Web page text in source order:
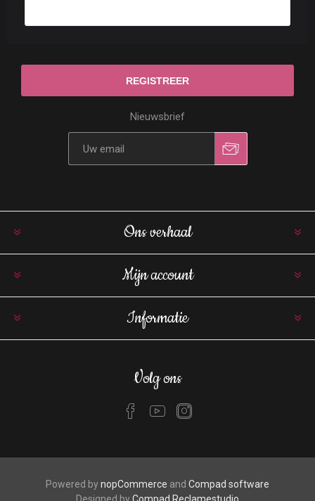
Nieuwsbrief
Ons verhaal
Mijn account
Informatie
Volg ons
Powered bynopCommerce and Compad software